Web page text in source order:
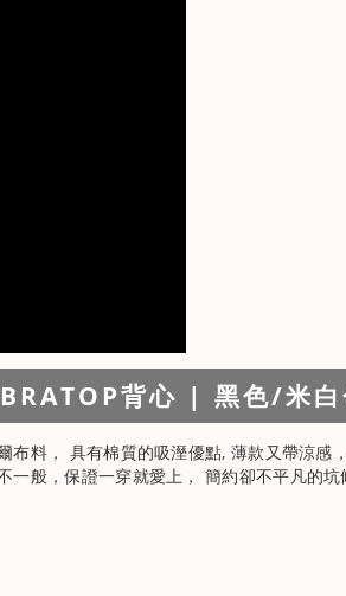
BRATOP背心 | 黑色/米
料， 具有棉質的吸溼優點, 薄款又帶涼
一般，保證一穿就愛上， 簡約卻不平凡